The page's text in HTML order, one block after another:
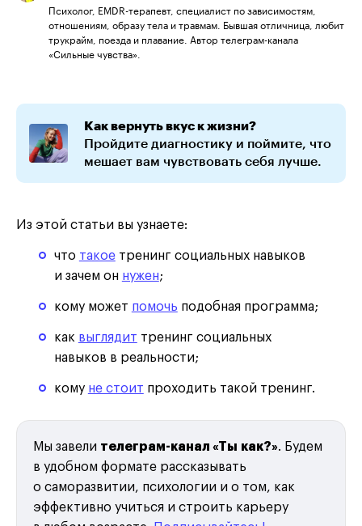
Психолог, EMDR-терапевт, специалист по зависимостям,
отношениям, образу тела и травмам. Бывшая отличница, любит
трукрайм, поезда и плавание. Автор телеграм-канала
«Сильные чувства».
Как вернуть вкус к жизни?
Пройдите диагностику и поймите, что
мешает вам чувствовать себя лучше.
Из этой статьи вы узнаете:
что такоетренинг социальных навыков
и зачем он нужен;
кому может помочь подобная программа;
как выглядит тренинг социальных
навыков в реальности;
кому не стоит проходить такой тренинг.
Мы завели телеграм-канал «Ты как?». Будем
в удобном формате рассказывать
о саморазвитии, психологии и о том, как
эффективно учиться и строить карьеру